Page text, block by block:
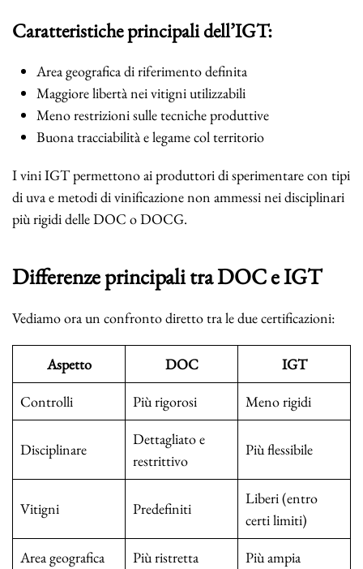
Caratteristiche principali dell’IGT:
Area geografica di riferimento definita
Maggiore libertà nei vitigni utilizzabili
Meno restrizioni sulle tecniche produttive
Buona tracciabilità e legame col territorio
I vini IGT permettono ai produttori di sperimentare con tipi
di uva e metodi di vinificazione non ammessi nei disciplinari
più rigidi delle DOC o DOCG.
Differenze principali tra DOC e IGT
Vediamo ora un confronto diretto tra le due certificazioni:
Aspetto DOC
IGT
Controlli
Più rigorosi Meno rigidi
Disciplinare
Dettagliato e
restrittivo
Più flessibile
Vitigni Predefiniti
Liberi (entro
certi limiti)
Area geografica
Più ristretta Più ampia